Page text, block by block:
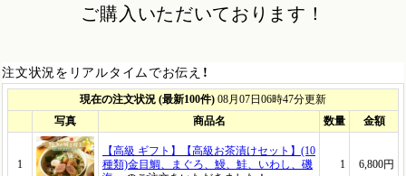
ご購入いただいております！
注文状況をリアルタイムでお伝え！